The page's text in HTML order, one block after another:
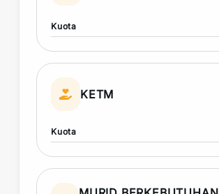
Kuota
KETM
Kuota